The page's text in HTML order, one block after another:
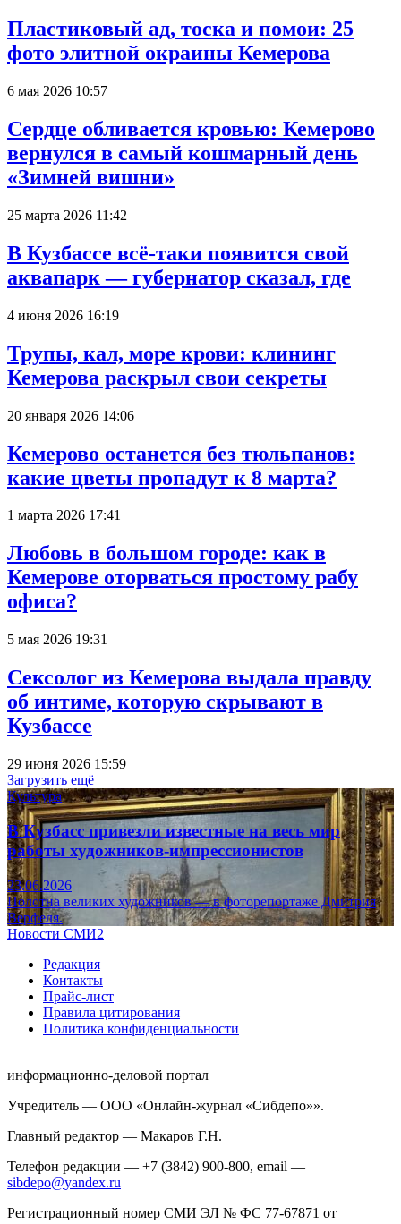
Пластиковый ад, тоска и помои: 25
фото элитной окраины Кемерова
6 мая 2026 10:57
Сердце обливается кровью: Кемерово
вернулся в самый кошмарный день
«Зимней вишни»
25 марта 2026 11:42
В Кузбассе всё-таки появится свой
аквапарк — губернатор сказал, где
4 июня 2026 16:19
Трупы, кал, море крови: клининг
Кемерова раскрыл свои секреты
20 января 2026 14:06
Кемерово останется без тюльпанов:
какие цветы пропадут к 8 марта?
1 марта 2026 17:41
Любовь в большом городе: как в
Кемерове оторваться простому рабу
офиса?
5 мая 2026 19:31
Сексолог из Кемерова выдала правду
об интиме, которую скрывают в
Кузбассе
29 июня 2026 15:59
Загрузить ещё
Культура
В Кузбасс привезли известные на весь мир
работы художников-импрессионистов
23.06.2026
Полотна великих художников — в фоторепортаже Дмитрия
Верфеля.
Новости СМИ2
Редакция
Контакты
Прайс-лист
Правила цитирования
Политика конфиденциальности
информационно-деловой портал
Учредитель — ООО «Онлайн-журнал «Сибдепо»».
Главный редактор — Макаров Г.Н.
Телефон редакции — +7 (3842) 900-800, email —
sibdepo@yandex.ru
Регистрационный номер СМИ ЭЛ № ФС 77-67871 от